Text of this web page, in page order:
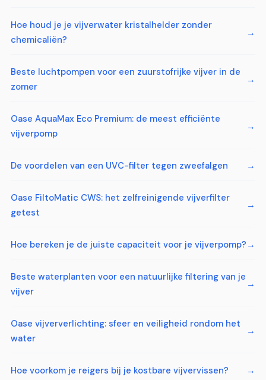
Hoe houd je je vijverwater kristalhelder zonder
chemicaliën?
Beste luchtpompen voor een zuurstofrijke vijver in de
zomer
Oase AquaMax Eco Premium: de meest efficiënte
vijverpomp
De voordelen van een UVC-filter tegen zweefalgen
Oase FiltoMatic CWS: het zelfreinigende vijverfilter
getest
Hoe bereken je de juiste capaciteit voor je vijverpomp?
Beste waterplanten voor een natuurlijke filtering van je
vijver
Oase vijververlichting: sfeer en veiligheid rondom het
water
Hoe voorkom je reigers bij je kostbare vijvervissen?